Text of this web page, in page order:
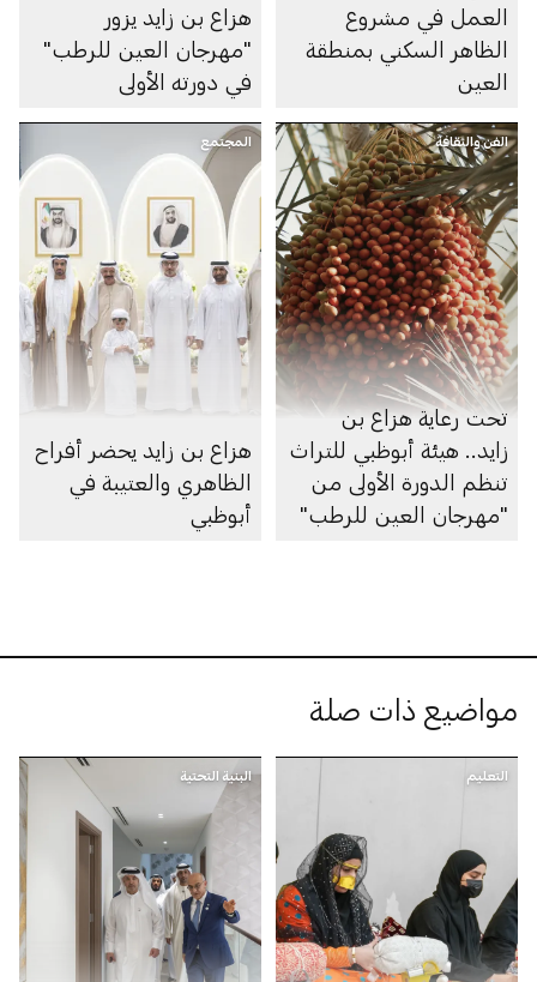
العمل في مشروع
الظاهر السكني بمنطقة
العين
هزاع بن زايد يزور
"مهرجان العين للرطب"
في دورته الأولى
الفن والثقافة
تحت رعاية هزاع بن
زايد.. هيئة أبوظبي للتراث
تنظم الدورة الأولى من
"مهرجان العين للرطب"
المجتمع
هزاع بن زايد يحضر أفراح
الظاهري والعتيبة في
أبوظبي
مواضيع ذات صلة
التعليم البنية التحتية